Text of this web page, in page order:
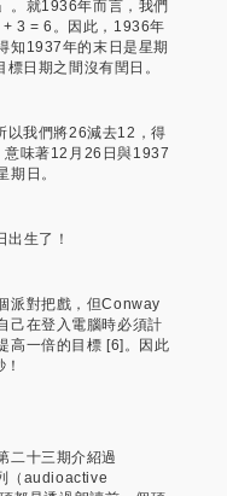
。就1936年而言，我們
3 = 6。因此，1936年
知1937年的末日是星期
日期之間沒有閏日。
以我們將26減去12，得
味著12月26日與1937
期日。
生了！
派對把戲，但Conway
己在登入電腦時必須計
高一倍的目標 [6]。因此
二十三期介紹過
（audioactive